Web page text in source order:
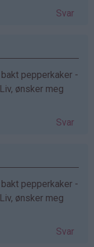
Svar
pepperkaker -
ønsker meg
Svar
pepperkaker -
ønsker meg
Svar